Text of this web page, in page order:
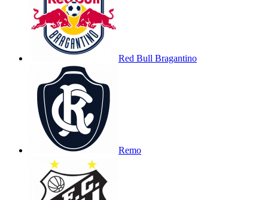
Red Bull Bragantino
Remo